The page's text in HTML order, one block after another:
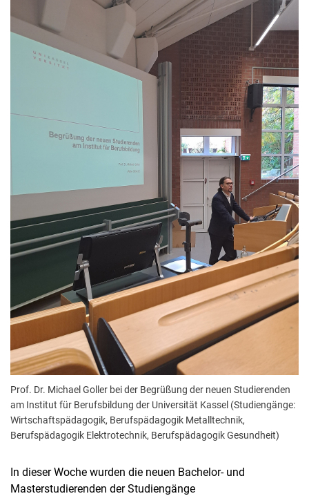
Prof. Dr. Michael Goller bei der Begrüßung der neuen Studierenden
am Institut für Berufsbildung der Universität Kassel (Studiengänge:
Wirtschaftspädagogik, Berufspädagogik Metalltechnik,
Berufspädagogik Elektrotechnik, Berufspädagogik Gesundheit)
In dieser Woche wurden die neuen Bachelor- und
Masterstudierenden der Studiengänge